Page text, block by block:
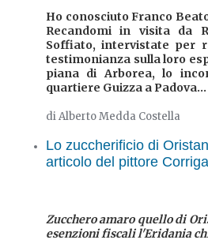
Ho conosciuto Franco
Recandomi in visita da
Soffiato, intervistate per
testimonianza sulla loro
piana di Arborea, lo
quartiere Guizza a Padova...
di Alberto Medda Costella
Lo zuccherificio di
articolo del pittore Corriga
Zucchero amaro quello di
esenzioni fiscali l'Eridania